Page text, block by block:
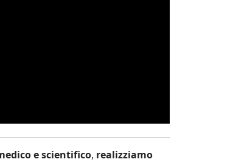
e scientifico, realizziamo